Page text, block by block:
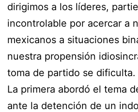
dirigimos a los líderes,
incontrolable por acercar a
mexicanos a situaciones
nuestra propensión
toma de partido se dificulta.
La primera abordó el tema
ante la detención de un